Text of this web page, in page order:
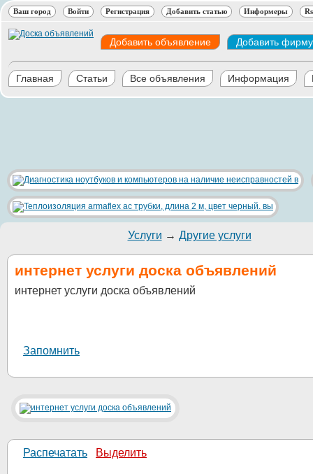
Ваш город Войти Регистрация Добавить статью Информеры
Добавить объявление Добавить фирму
Главная Статьи Все объявления Информация
Услуги → Другие услуги
интернет услуги доска объявлений
интернет услуги доска объявлений
Запомнить
Распечатать Выделить